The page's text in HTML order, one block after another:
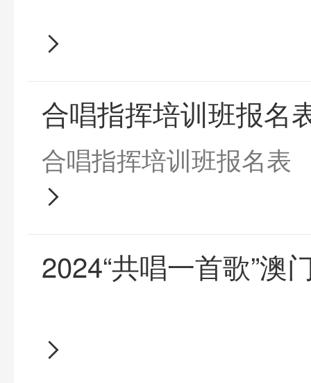
合唱指挥培训班报名
合唱指挥培训班报名表
2024“共唱一首歌”澳